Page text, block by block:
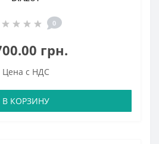
0
грн.
Цена с НДС
В КОРЗИНУ